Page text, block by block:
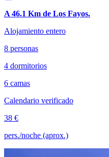
A 46.1 Km de Los Fayos.
Alojamiento entero
8 personas
4 dormitorios
6 camas
Calendario verificado
38 €
pers./noche (aprox.)